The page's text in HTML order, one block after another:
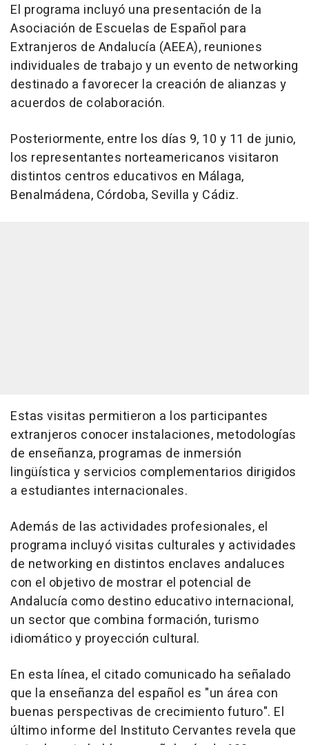
El programa incluyó una presentación de la
Asociación de Escuelas de Español para
Extranjeros de Andalucía (AEEA), reuniones
individuales de trabajo y un evento de networking
destinado a favorecer la creación de alianzas y
acuerdos de colaboración.
Posteriormente, entre los días 9, 10 y 11 de junio,
los representantes norteamericanos visitaron
distintos centros educativos en Málaga,
Benalmádena, Córdoba, Sevilla y Cádiz.
Estas visitas permitieron a los participantes
extranjeros conocer instalaciones, metodologías
de enseñanza, programas de inmersión
lingüística y servicios complementarios dirigidos
a estudiantes internacionales.
Además de las actividades profesionales, el
programa incluyó visitas culturales y actividades
de networking en distintos enclaves andaluces
con el objetivo de mostrar el potencial de
Andalucía como destino educativo internacional,
un sector que combina formación, turismo
idiomático y proyección cultural.
En esta línea, el citado comunicado ha señalado
que la enseñanza del español es "un área con
buenas perspectivas de crecimiento futuro". El
último informe del Instituto Cervantes revela que